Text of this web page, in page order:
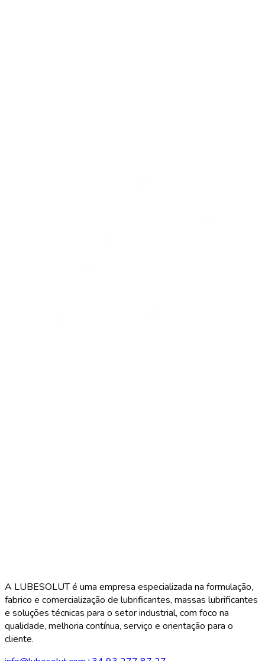
A LUBESOLUT é uma empresa especializada na formulação,
fabrico e comercialização de lubrificantes, massas lubrificantes
e soluções técnicas para o setor industrial, com foco na
qualidade, melhoria contínua, serviço e orientação para o
cliente.